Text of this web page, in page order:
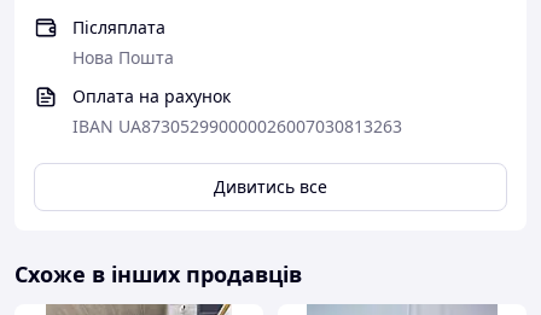
Післяплата
Нова Пошта
Оплата на рахунок
IBAN UA873052990000026007030813263
Дивитись все
Схоже в інших продавців